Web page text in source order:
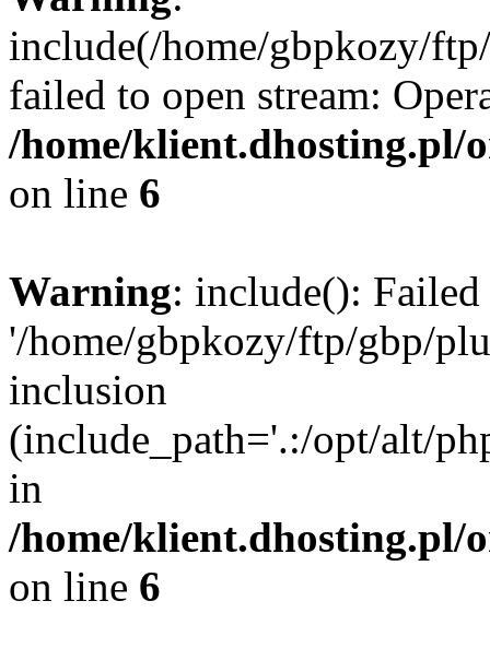
include(/home/gbpkozy/
failed to open stream:
/home/
on line 6
Warning: include():
'/home/gbpkozy/ftp/gbp/
inclusion
(include_path='.:/opt/alt/
in
/home/
on line 6